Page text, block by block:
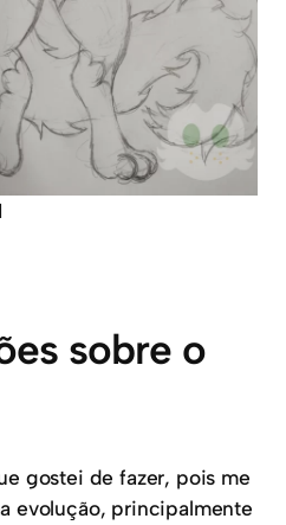
sobre o
gostei de fazer, pois me
evolução, principalmente